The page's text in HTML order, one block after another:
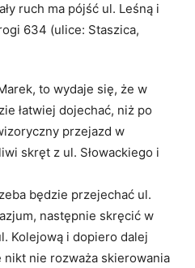
ruch ma pójść ul. Leśną i
634 (ulice: Staszica,
to wydaje się, że w
łatwiej dojechać, niż po
przejazd w
skręt z ul. Słowackiego i
będzie przejechać ul.
następnie skręcić w
Kolejową i dopiero dalej
nie rozważa skierowania